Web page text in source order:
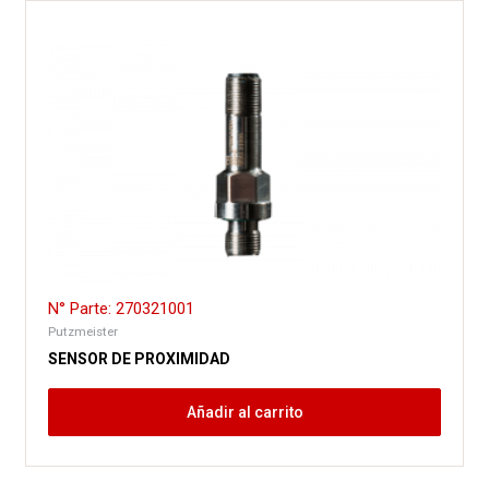
N° Parte: 270321001
Putzmeister
SENSOR DE PROXIMIDAD
Añadir al carrito